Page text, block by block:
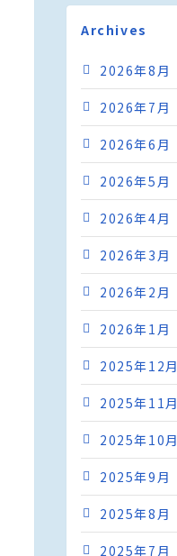
Archives
2026年8月
2026年7月
2026年6月
2026年5月
2026年4月
2026年3月
2026年2月
2026年1月
2025年12月
2025年11月
2025年10月
2025年9月
2025年8月
2025年7月